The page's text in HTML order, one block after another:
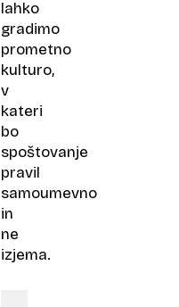
lahko
gradimo
prometno
kulturo,
v
kateri
bo
spoštovanje
pravil
samoumevno
in
ne
izjema.